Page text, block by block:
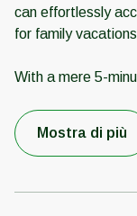
can effortlessly
for family
With a mere 5-
Mostra di più